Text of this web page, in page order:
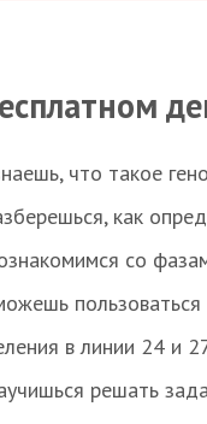
что такое
как
со
в линии 24 и
решать